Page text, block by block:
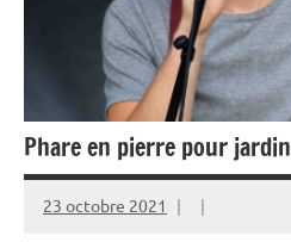
Phare en pierre pour jardin
23 octobre 2021